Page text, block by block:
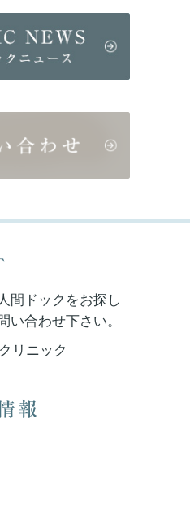
間ドックをお探し
い合わせ下さい。
リニック
報